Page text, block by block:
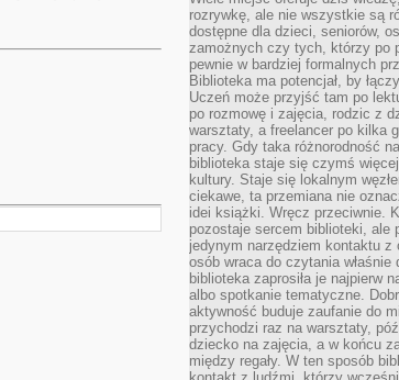
rozrywkę, ale nie wszystkie są
dostępne dla dzieci, seniorów,
zamożnych czy tych, którzy po
pewnie w bardziej formalnych
Biblioteka ma potencjał, by
Uczeń może przyjść tam po
po rozmowę i zajęcia, rodzic z
warsztaty, a freelancer po kilka
pracy. Gdy taka różnorodność
biblioteka staje się czymś
kultury. Staje się lokalnym
ciekawe, ta przemiana nie
idei książki. Wręcz przeciwnie.
pozostaje sercem biblioteki, ale
jedynym narzędziem kontaktu z
osób wraca do czytania właśnie
biblioteka zaprosiła je najpierw
albo spotkanie tematyczne.
aktywność buduje zaufanie do
przychodzi raz na warsztaty,
dziecko na zajęcia, a w końcu
między regały. W ten sposób